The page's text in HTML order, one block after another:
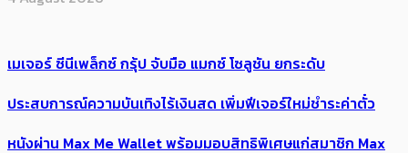
เมเจอร์ ซีนีเพล็กซ์ กรุ้ป จับมือ แมกซ์ โซลูชัน ยกระดับ
ประสบการณ์ความบันเทิงไร้เงินสด เพิ่มฟีเจอร์ใหม่ชำระค่าตั๋ว
หนังผ่าน Max Me Wallet พร้อมมอบสิทธิพิเศษแก่สมาชิก Max